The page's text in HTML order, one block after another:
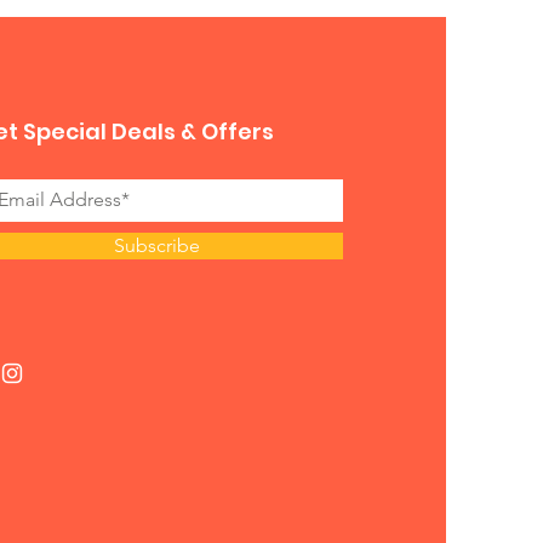
Special Deals & Offers
Subscribe